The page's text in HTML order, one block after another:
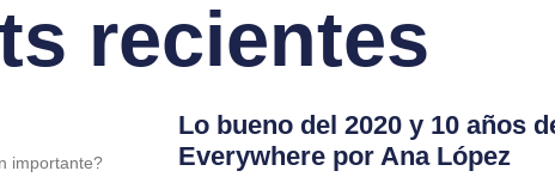
recientes
importante?
Lo bueno del 2020 y 10 años
Everywhere por Ana López